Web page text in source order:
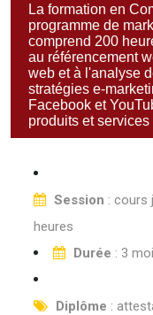
La formation en
programme de
comprend 200
au référencement
web et à l'analyse
stratégies e-
Facebook et
produits et services
Session : cours
heures
Durée : 3
Diplôme :